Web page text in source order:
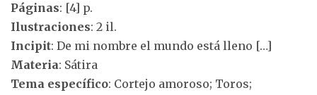
Páginas: [4] p.
Ilustraciones: 2 il.
Incipit: De mi nombre el mundo está lleno […]
Materia: Sátira
Tema específico: Cortejo amoroso; Toros;